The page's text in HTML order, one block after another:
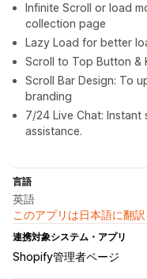
Infinite Scroll or load
collection page
Lazy Load for better
Scroll to Top Button &
Scroll Bar Design: To
branding
7/24 Live Chat:
assistance.
言語
英語
このアプリは日本語に翻
連携対象システム・アプリ
Shopify管理者ページ